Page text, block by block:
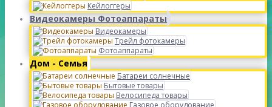
Кейлоггеры
Видеокамеры Фотоаппараты
Видеокамеры
Трейл фотокамеры
Фотоаппараты
Дом - Семья
Батареи солнечные
Бытовые товары
Велосипеда товары
Газовое оборудование